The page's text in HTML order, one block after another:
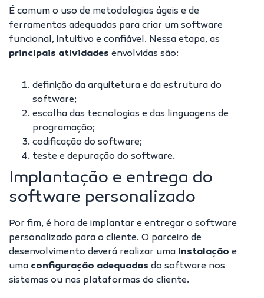
É comum o uso de metodologias ágeis e de
ferramentas adequadas para criar um software
funcional, intuitivo e confiável. Nessa etapa, as
principais atividades envolvidas são:
definição da arquitetura e da estrutura do
software;
escolha das tecnologias e das linguagens de
programação;
codificação do software;
teste e depuração do software.
Implantação e entrega do
software personalizado
Por fim, é hora de implantar e entregar o software
personalizado para o cliente. O parceiro de
desenvolvimento deverá realizar uma instalação e
uma configuração adequadas do software nos
sistemas ou nas plataformas do cliente.